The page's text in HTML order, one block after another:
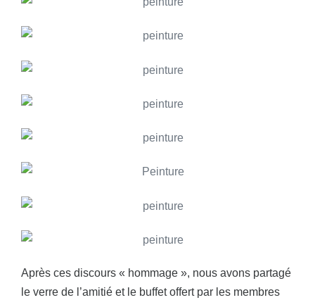
Après ces discours « hommage », nous avons partagé
le verre de l’amitié et le buffet offert par les membres